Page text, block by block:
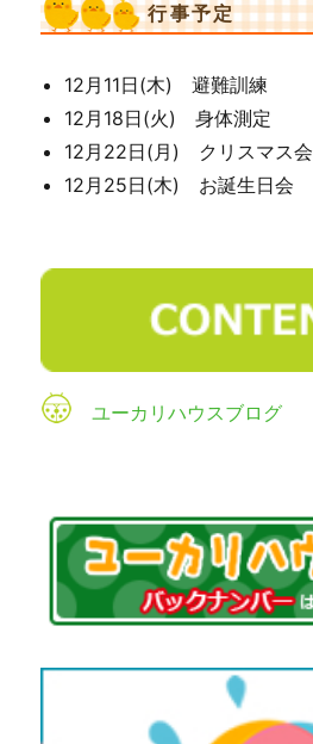
行事予定
12月11日(木) 避難訓練
12月18日(火) 身体測定
12月22日(月) クリスマス会
12月25日(木) お誕生日会
ユーカリハウスブログ